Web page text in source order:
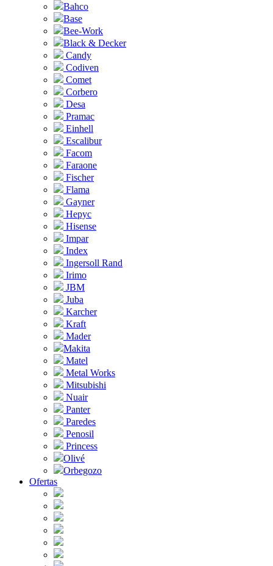
Bahco
Base
Bee-Work
Black & Decker
Candy
Codiven
Comet
Corbero
Desa
Pramac
Einhell
Escalibur
Facom
Faraone
Fischer
Flama
Gayner
Hepyc
Hisense
Impar
Index
Ingersoll Rand
Irimo
JBM
Juba
Karcher
Kraft
Mader
Makita
Matel
Metal Works
Mitsubishi
Nuair
Panter
Paredes
Penosil
Princess
Olivé
Orbegozo
Ofertas